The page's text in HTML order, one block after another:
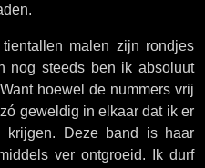
malen zijn rondjes
nog steeds ben ik absoluut
hoewel de nummers vrij
geweldig in elkaar dat ik er
krijgen. Deze band is haar
ver ontgroeid. Ik durf